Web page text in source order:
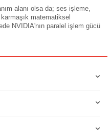
alanı olsa da; ses işleme,
matematiksel
NVIDIA'nın paralel işlem gücü